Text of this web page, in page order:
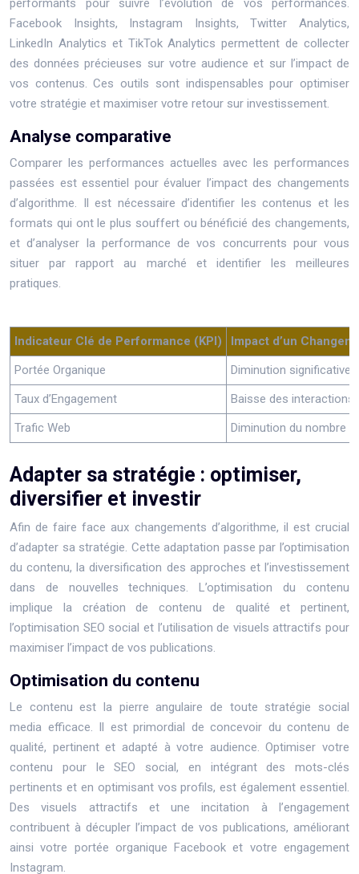
performants pour suivre l’évolution de vos performances.
Facebook Insights, Instagram Insights, Twitter Analytics,
LinkedIn Analytics et TikTok Analytics permettent de collecter
des données précieuses sur votre audience et sur l’impact de
vos contenus. Ces outils sont indispensables pour optimiser
votre stratégie et maximiser votre retour sur investissement.
Analyse comparative
Comparer les performances actuelles avec les performances
passées est essentiel pour évaluer l’impact des changements
d’algorithme. Il est nécessaire d’identifier les contenus et les
formats qui ont le plus souffert ou bénéficié des changements,
et d’analyser la performance de vos concurrents pour vous
situer par rapport au marché et identifier les meilleures
pratiques.
Indicateur Clé de Performance (KPI)
Impact d’un
Portée Organique
Diminution significative
Taux d’Engagement
Baisse des interactions
Trafic Web
Diminution du nombre
Adapter sa stratégie : optimiser,
diversifier et investir
Afin de faire face aux changements d’algorithme, il est crucial
d’adapter sa stratégie. Cette adaptation passe par l’optimisation
du contenu, la diversification des approches et l’investissement
dans de nouvelles techniques. L’optimisation du contenu
implique la création de contenu de qualité et pertinent,
l’optimisation SEO social et l’utilisation de visuels attractifs pour
maximiser l’impact de vos publications.
Optimisation du contenu
Le contenu est la pierre angulaire de toute stratégie social
media efficace. Il est primordial de concevoir du contenu de
qualité, pertinent et adapté à votre audience. Optimiser votre
contenu pour le SEO social, en intégrant des mots-clés
pertinents et en optimisant vos profils, est également essentiel.
Des visuels attractifs et une incitation à l’engagement
contribuent à décupler l’impact de vos publications, améliorant
ainsi votre portée organique Facebook et votre engagement
Instagram.